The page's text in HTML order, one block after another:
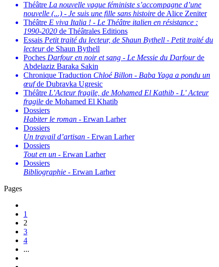
Théâtre La nouvelle vague féministe s’accompagne d’une
nouvelle (...) - Je suis une fille sans histoire de Alice Zeniter
Théâtre E viva Italia ! - Le Théâtre italien en résistance :
1990-2020 de Théâtrales Editions
Essais Petit traité du lecteur, de Shaun Bythell - Petit traité du
lecteurde Shaun Bythell
Poches Darfour en noir et sang - Le Messie du Darfourde
Abdelaziz Baraka Sakin
Chronique Traduction Chloé Billon - Baba Yaga a pondu un
œufde Dubravka Ugresic
Théâtre L’Acteur fragile, de Mohamed El Kathib - L' Acteur
fragile de Mohamed El Khatib
Dossiers
Habiter le roman - Erwan Larher
Dossiers
Un travail d’artisan - Erwan Larher
Dossiers
Tout en un - Erwan Larher
Dossiers
Bibliographie - Erwan Larher
Pages
1
2
3
4
...